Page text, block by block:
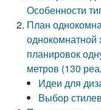
Особенности
План
планировок
метров (130
Идеи для
Выбор